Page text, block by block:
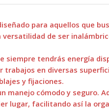
para aquellos que
de ser
siempre tendrás energía
en diversas
y fijaciones.
cómodo y seguro.
lugar, facilitando así la